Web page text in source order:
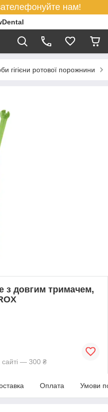
нам!
гігієни ротової порожнини
з довгим тримачем,
сайті — 300 ₴
Оплата Умови